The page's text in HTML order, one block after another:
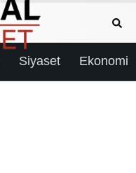
Siyaset Ekonomi